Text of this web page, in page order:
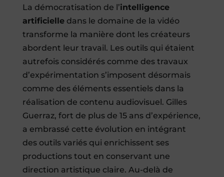
La démocratisation de l’intelligence
artificielledans le domaine de la vidéo
transforme la manière dont les créateurs
abordent leur travail. Les outils qui étaient
autrefois considérés comme des travaux
d’expérimentation s’imposent désormais
comme des éléments essentiels dans la
réalisation de contenu audiovisuel. Gilles
Guerraz, fort de plus de 15 ans d’expérience,
a embrassé cette évolution en intégrant
des outils variés qui enrichissent ses
productions tout en conservant une
direction artistique claire. Au-delà de